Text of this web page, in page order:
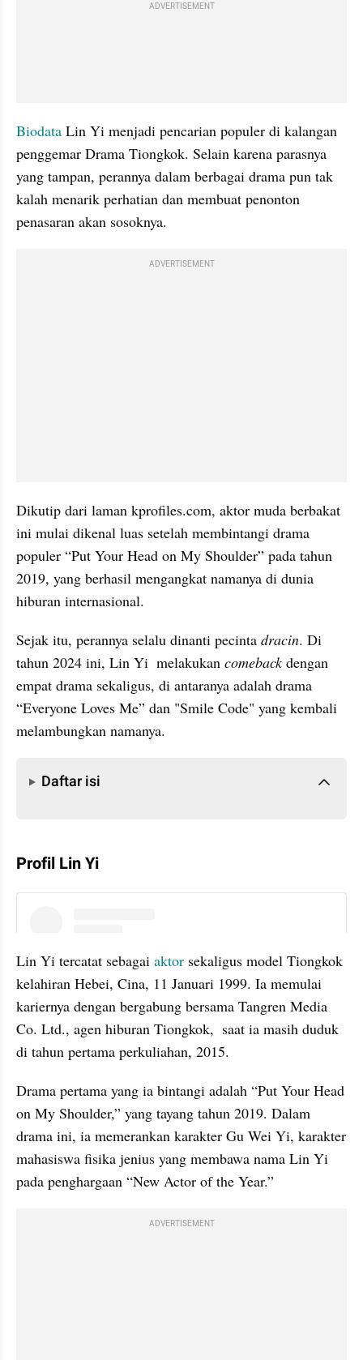
ADVERTISEMENT
Biodata Lin Yi menjadi pencarian populer di kalangan
penggemar Drama Tiongkok. Selain karena parasnya
yang tampan, perannya dalam berbagai drama pun tak
kalah menarik perhatian dan membuat penonton
penasaran akan sosoknya.
ADVERTISEMENT
Dikutip dari laman kprofiles.com, aktor muda berbakat
ini mulai dikenal luas setelah membintangi drama
populer “Put Your Head on My Shoulder” pada tahun
2019, yang berhasil mengangkat namanya di dunia
hiburan internasional.
Sejak itu, perannya selalu dinanti pecinta dracin. Di
tahun 2024 ini, Lin Yi  melakukan comeback dengan
empat drama sekaligus, di antaranya adalah drama
“Everyone Loves Me” dan "Smile Code" yang kembali
melambungkan namanya.
Daftar isi
Profil Lin Yi
Lin Yi tercatat sebagai aktor sekaligus model Tiongkok
kelahiran Hebei, Cina, 11 Januari 1999. Ia memulai
kariernya dengan bergabung bersama Tangren Media
Co. Ltd., agen hiburan Tiongkok,  saat ia masih duduk
di tahun pertama perkuliahan, 2015.
Drama pertama yang ia bintangi adalah “Put Your Head
on My Shoulder,” yang tayang tahun 2019. Dalam
drama ini, ia memerankan karakter Gu Wei Yi, karakter
mahasiswa fisika jenius yang membawa nama Lin Yi
pada penghargaan “New Actor of the Year.”
ADVERTISEMENT